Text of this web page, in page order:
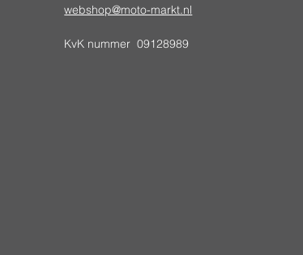
webshop@moto-markt.nl
KvK nummer 09128989